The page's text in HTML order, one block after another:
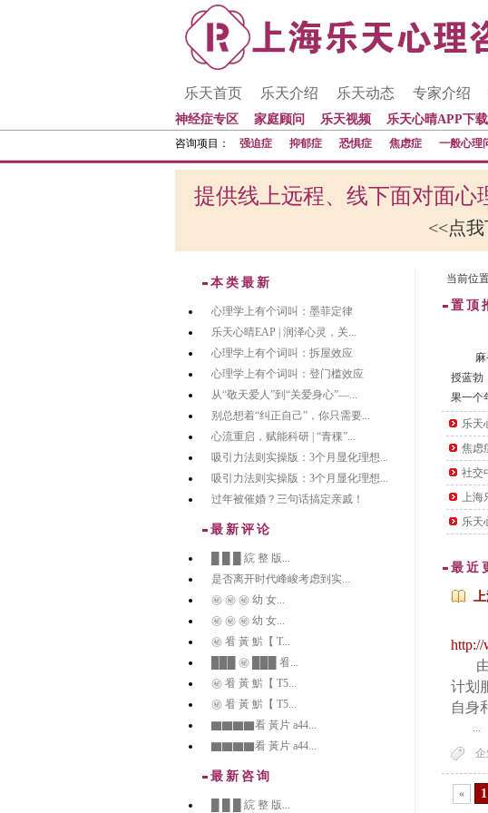
乐天首页 乐天介绍 乐天动态 专家介绍
神经症专区 家庭顾问 乐天视频 乐天心晴APP下
咨询项目： 强迫症 抑郁症 恐惧症 焦虑症 一般心理
提供线上远程、线下面对面心
<<点
当前位
置顶
授蓝勃
果一个
后，又
...
乐天
焦虑
社交
上海
乐天
最近
http://
计划
自身
...
企
« 1
本类最新
心理学上有个词叫：墨菲定律
乐天心晴EAP | 润泽心灵，关...
心理学上有个词叫：拆屋效应
心理学上有个词叫：登门槛效应
从“敬天爱人”到“关爱身心”—...
别总想着“纠正自己”，你只需要...
心流重启，赋能科研 | “青稞”...
吸引力法则实操版：3个月显化理想...
吸引力法则实操版：3个月显化理想...
过年被催婚？三句话搞定亲戚！
最新评论
█ █ █ 綄 整 版...
是否离开时代峰峻考虑到实...
㊙️ ㊙️ ㊙️ 幼 女...
㊙️ ㊙️ ㊙️ 幼 女...
㊙️ 㸔 黃 魸【 T...
███ ㊙️ ███ 㸔...
㊙️ 㸔 黃 魸【 T5...
㊙️ 㸔 黃 魸【 T5...
▇▇▇▇看 黃片 a44...
▇▇▇▇看 黃片 a44...
最新咨询
█ █ █ 綄 整 版...